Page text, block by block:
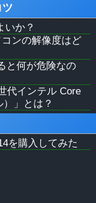
いか？
ンの解像度はど
と何が危険なの
代インテル Core
」とは？
を購入してみた